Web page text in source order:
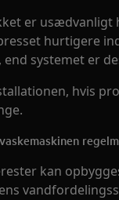
er usædvanligt
hurtigere
systemet er
hvis
kan